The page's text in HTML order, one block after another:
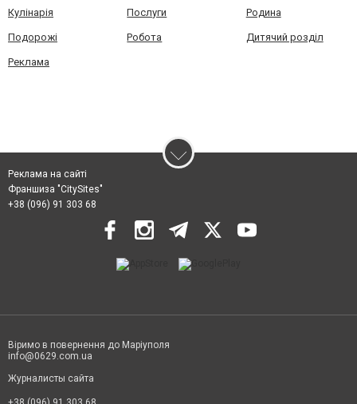
Кулінарія Послуги Родина
Подорожі Робота Дитячий розділ
Реклама
Реклама на сайті
Франшиза "CitySites"
+38 (096) 91 303 68
Віримо в повернення до Маріуполя
info@0629.com.ua
Журналисты сайта